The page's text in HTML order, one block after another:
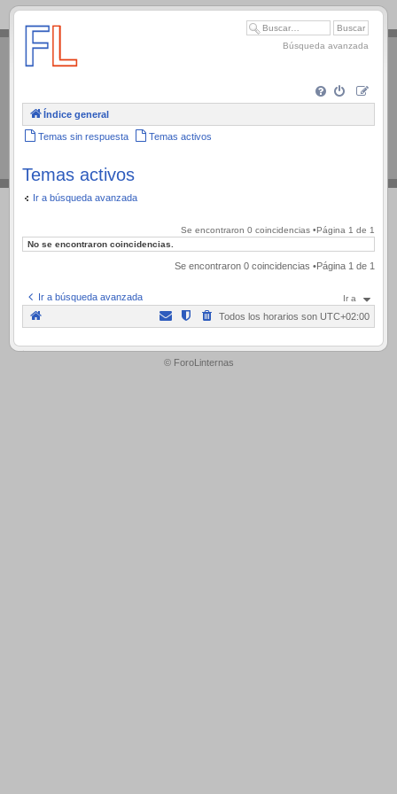
.
Búsqueda avanzada
Índice general
Temas sin respuesta Temas activos
Temas activos
Ir a búsqueda avanzada
Se encontraron 0 coincidencias •Página 1 de 1
No se encontraron coincidencias.
Se encontraron 0 coincidencias •Página 1 de 1
Ir a búsqueda avanzada Ir a
Todos los horarios son UTC+02:00
.
© ForoLinternas